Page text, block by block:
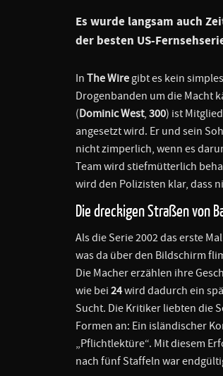
Es wurde langsam auch
der besten US-
In The Wire gibt es kein
Drogenbanden um die Macht
(Dominic West, 300) ist
angesetzt wird. Er und sein
nicht zimperlich, wenn es
Team wird stiefmütterlich
wird den Polizisten klar, dass
Die dreckigen Straßen von
Als die Serie 2002 das erste
was da über den Bildschirm
Die Macher erzählen ihre
wie bei 24wird dadurch ein
Sucht. Die Kritiker liebten die
Formen an: Ein isländischer
„Pflichtlektüre“. Mit diesem
nach fünf Staffeln war